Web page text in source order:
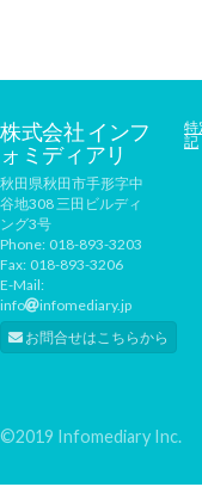
株式会社 インフ
ォミディアリ
秋田県秋田市手形字中
谷地308 三田ビルディ
ング3号
Phone: 018-893-3203
Fax: 018-893-3206
E-Mail:
info
infomediary.jp
お問合せはこちらから
特
記
©2019 Infomediary Inc.